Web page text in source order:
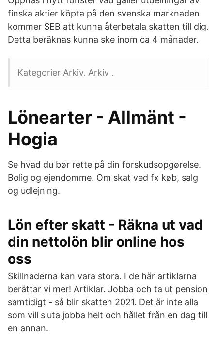
finska aktier köpta på den svenska marknaden
kommer SEB att kunna återbetala skatten till dig.
Detta beräknas kunna ske inom ca 4 månader.
Kategorier Arkiv. Arkiv .
Lönearter - Allmänt -
Hogia
Se hvad du bør rette på din forskudsopgørelse.
Bolig og ejendomme. Om skat ved fx køb, salg
og udlejning.
Lön efter skatt - Räkna ut vad
din nettolön blir online hos
oss
Skillnaderna kan vara stora. I de här artiklarna
berättar vi mer! Artiklar. Jobba och ta ut pension
samtidigt - så blir skatten 2021. Det är inte alla
som vill sluta jobba helt och hållet från en dag till
en annan.